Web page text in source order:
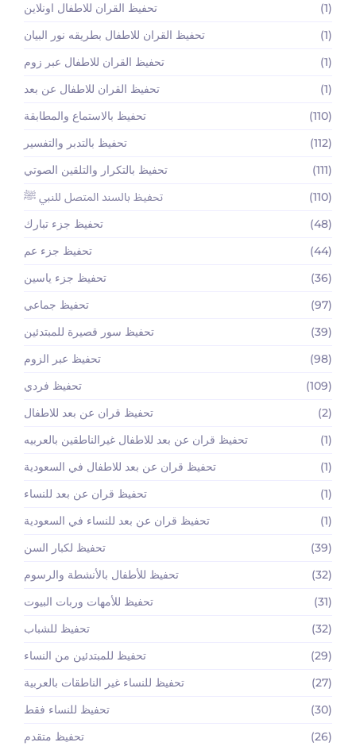
تحفيظ القران للاطفال اونلاين
(1)
تحفيظ القران للاطفال بطريقه نور البيان
(1)
تحفيظ القران للاطفال عبر زوم
(1)
تحفيظ القران للاطفال عن بعد
(1)
تحفيظ بالاستماع والمطابقة
(110)
تحفيظ بالتدبر والتفسير
(112)
تحفيظ بالتكرار والتلقين الصوتي
(111)
تحفيظ بالسند المتصل للنبي ﷺ
(110)
تحفيظ جزء تبارك
(48)
تحفيظ جزء عم
(44)
تحفيظ جزء ياسين
(36)
تحفيظ جماعي
(97)
تحفيظ سور قصيرة للمبتدئين
(39)
تحفيظ عبر الزوم
(98)
تحفيظ فردي
(109)
تحفيظ قران عن بعد للاطفال
(2)
تحفيظ قران عن بعد للاطفال غيرالناطقين بالعربيه
(1)
تحفيظ قران عن بعد للاطفال في السعودية
(1)
تحفيظ قران عن بعد للنساء
(1)
تحفيظ قران عن بعد للنساء في السعودية
(1)
تحفيظ لكبار السن
(39)
تحفيظ للأطفال بالأنشطة والرسوم
(32)
تحفيظ للأمهات وربات البيوت
(31)
تحفيظ للشباب
(32)
تحفيظ للمبتدئين من النساء
(29)
تحفيظ للنساء غير الناطقات بالعربية
(27)
تحفيظ للنساء فقط
(30)
تحفيظ متقدم
(26)